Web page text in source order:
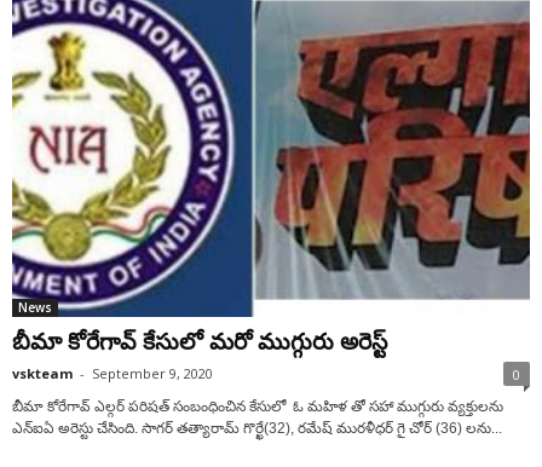
News
బీమా కోరేగావ్ కేసులో మరో ముగ్గురు అరెస్ట్
vskteam - September 9, 2020 0
బీమా కోరేగావ్ ఎల్గర్ పరిషత్ సంబంధించిన కేసులో ఓ మహిళ తో సహా ముగ్గురు వ్యక్తులను
ఎన్ఐఏ అరెస్టు చేసింది. సాగర్ తత్యారామ్ గొర్ఖే(32), రమేష్ మురళీధర్ గై చోర్ (36) లను...